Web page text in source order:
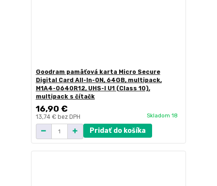
Goodram pamäťová karta Micro Secure
Digital Card All-In-ON, 64GB, multipack,
M1A4-0640R12, UHS-I U1 (Class 10),
multipack s čítačk
16,90 €
13,74 € bez DPH Skladom 18
Pridať do košíka